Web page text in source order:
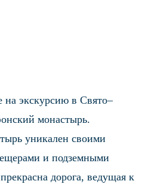
на экскурсию в Свято–
монастырь.
уникален своими
и подземными
дорога, ведущая к